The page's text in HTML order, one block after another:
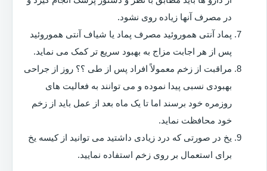
در مصرف آنها زیاده روی نشود.
پماد آنتی هموروئید مصرف پماد یا شیاف آنتی هموروئید
پس از هر اجابت مزاج به بهبود سریع تر کمک می نماید.
مراقبت از زخم معمولاً افراد پس از طی ؟؟ روز از جراحی
بهبودی نسبی پیدا نموده و می توانند به فعالیت های
روزمره خود برسند اما تا یک ماه بعد از عمل باید از زخم
خود محافظت نماید.
یخ در صورتی که درد زیادی داشتید می توانید از کیسه یخ
برای استعمال بر روی زخم استفاده نمایید.